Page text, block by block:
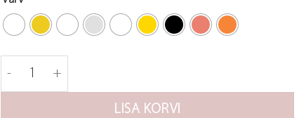
Tapwell dušisüsteem ARM5300 kogus
LISA KORVI